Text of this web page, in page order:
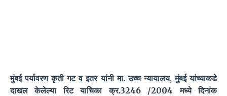
मुंबई पर्यावरण कृती गट व इतर यांनी मा. उच्च न्यायालय, मुंबई यांच्याकडे
दाखल केलेल्या रिट याचिका क्र.3246 /2004 मध्ये दिनांक